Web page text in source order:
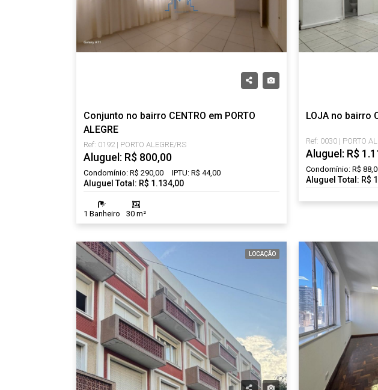
Conjunto no bairro CENTRO em PORTO
ALEGRE
Ref: 0192 | PORTO ALEGRE/RS
Aluguel: R$ 800,00
Condomínio: R$ 290,00 IPTU: R$ 44,00
Aluguel Total: R$ 1.134,00
1 Banheiro 30 m²
LOJA no bairro
Ref: 0030 | PORTO
Aluguel: R$
Condomínio: R$
Aluguel Total: R$
LOCAÇÃO